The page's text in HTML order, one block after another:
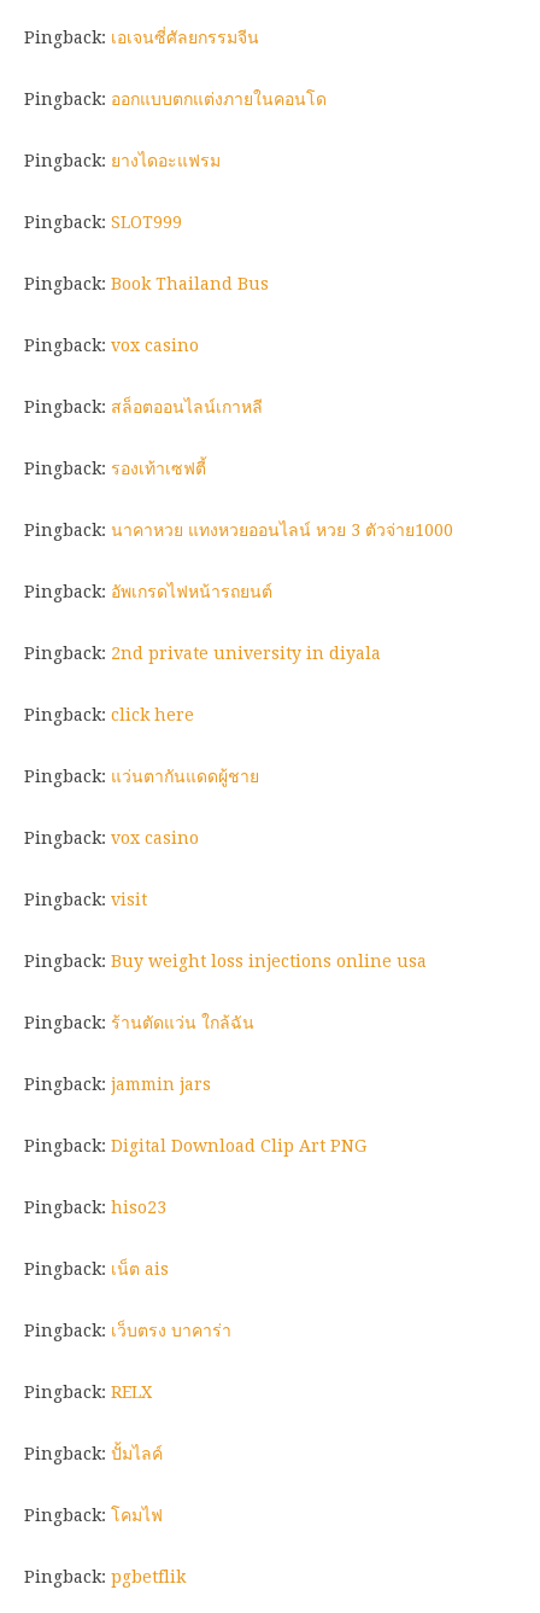
Pingback: เอเจนซี่ศัลยกรรมจีน
Pingback: ออกแบบตกแต่งภายในคอนโด
Pingback: ยางไดอะแฟรม
Pingback: SLOT999
Pingback: Book Thailand Bus
Pingback: vox casino
Pingback: สล็อตออนไลน์เกาหลี
Pingback: รองเท้าเซฟตี้
Pingback: นาคาหวย แทงหวยออนไลน์ หวย 3 ตัวจ่าย1000
Pingback: อัพเกรดไฟหน้ารถยนต์
Pingback: 2nd private university in diyala
Pingback: click here
Pingback: แว่นตากันแดดผู้ชาย
Pingback: vox casino
Pingback: visit
Pingback: Buy weight loss injections online usa
Pingback: ร้านตัดแว่น ใกล้ฉัน
Pingback: jammin jars
Pingback: Digital Download Clip Art PNG
Pingback: hiso23
Pingback: เน็ต ais
Pingback: เว็บตรง บาคาร่า
Pingback: RELX
Pingback: ปั้มไลค์
Pingback: โคมไฟ
Pingback: pgbetflik